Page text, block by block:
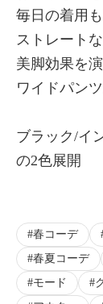
毎日の着用も
ストレート
美脚効果を
ワイドパン
ブラック/イ
の2色展開
春コーデ
春夏コーデ
モード